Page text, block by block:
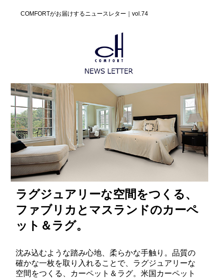
COMFORTがお届けするニュースレター｜vol.74
ラグジュアリーな空間をつくる、
ファブリカとマスランドのカーペ
ット＆ラグ。
沈み込むような踏み心地、柔らかな手触り。品質の
確かな一枚を取り入れることで、ラグジュアリーな
空間をつくる、カーペット＆ラグ。米国カーペット